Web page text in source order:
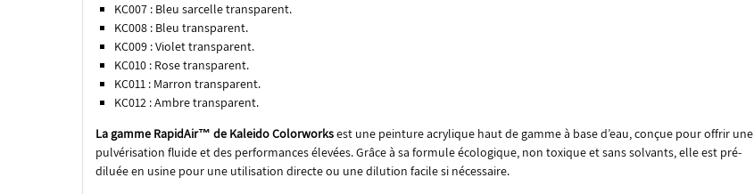
KC007 : Bleu sarcelle transparent.
KC008 : Bleu transparent.
KC009 : Violet transparent.
KC010 : Rose transparent.
KC011 : Marron transparent.
KC012 : Ambre transparent.
La gamme RapidAir™ de Kaleido Colorworksest une peinture acrylique haut de gamme à base d’eau, conçue pour offrir une
pulvérisation fluide et des performances élevées. Grâce à sa formule écologique, non toxique et sans solvants, elle est pré-
diluée en usine pour une utilisation directe ou une dilution facile si nécessaire.